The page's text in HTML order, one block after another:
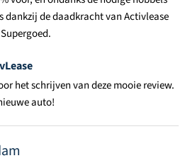
dankzij de daadkracht van Activlease
het schrijven van deze mooie review.
auto!